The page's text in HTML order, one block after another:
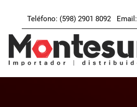
Teléfono: (598) 2901 8092 Email: